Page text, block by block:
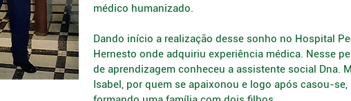
médico humanizado.
Dando início a realização desse sonho no Hospital
Hernesto onde adquiriu experiência médica. Nesse
de aprendizagem conheceu a assistente social Dna.
Isabel, por quem se apaixonou e logo após casou-se,